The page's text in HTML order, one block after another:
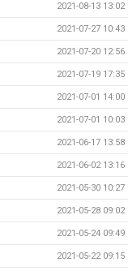
2021-08-13 13:02
2021-07-27 10:43
2021-07-20 12:56
2021-07-19 17:35
2021-07-01 14:00
2021-07-01 10:03
2021-06-17 13:58
2021-06-02 13:16
2021-05-30 10:27
2021-05-28 09:02
2021-05-24 09:49
2021-05-22 09:15